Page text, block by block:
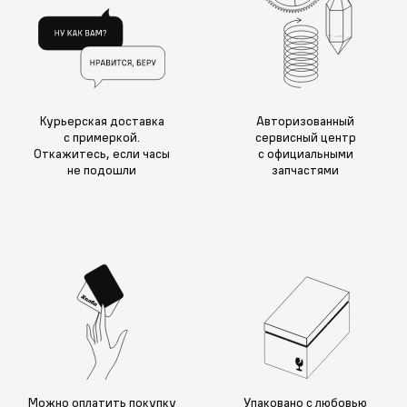
Курьерская доставка
с примеркой.
Откажитесь, если часы
не подошли
Авторизованный
сервисный центр
с официальными
запчастями
Можно оплатить покупку
Упаковано с любовью